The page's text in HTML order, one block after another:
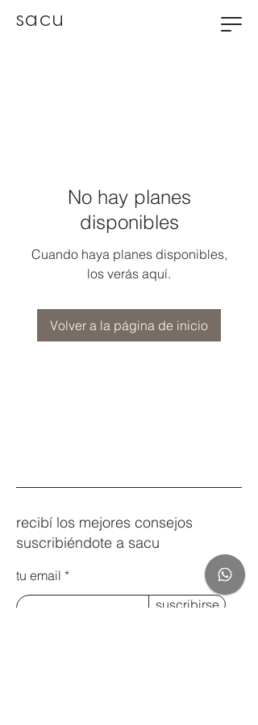
sacu
No hay planes
disponibles
Cuando haya planes disponibles,
los verás aquí.
Volver a la página de inicio
recibí los mejores consejos
suscribiéndote a sacu
tu email
suscribirse